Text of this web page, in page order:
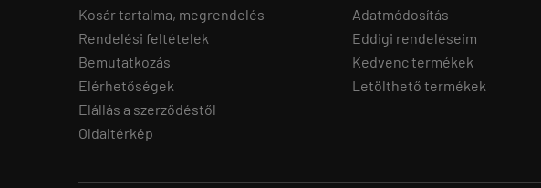
Kosár tartalma, megrendelés
Rendelési feltételek
Bemutatkozás
Elérhetőségek
Elállás a szerződéstől
Oldaltérkép
Adatmódosítás
Eddigi rendeléseim
Kedvenc termékek
Letölthető termékek